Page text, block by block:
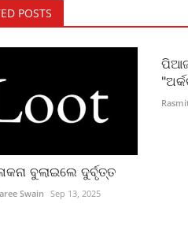
POSTS
ବୁଲାଇଲେ ଦୁର୍ବୃତ୍ତ
Swain Sep 13, 2025